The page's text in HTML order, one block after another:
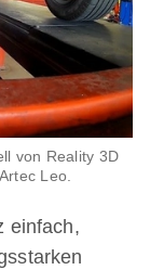
von Reality 3D
Leo.
einfach,